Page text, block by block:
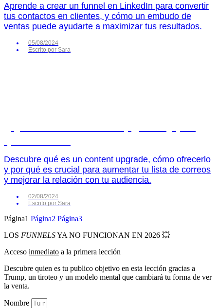
Aprende a crear un funnel en LinkedIn para convertir
tus contactos en clientes, y cómo un embudo de
ventas puede ayudarte a maximizar tus resultados.
05/08/2024
Escrito por Sara
Descubre qué es un content upgrade, cómo ofrecerlo
y por qué es crucial para aumentar tu lista de correos
y mejorar la relación con tu audiencia.
02/08/2024
Escrito por Sara
Página1 Página2 Página3
LOS FUNNELSYA NO FUNCIONAN EN 2026 💥
Acceso inmediato a la primera lección
Descubre quien es tu publico objetivo en esta lección gracias a
Trump, un tiroteo y un modelo mental que cambiará tu forma de ver
la venta.
Nombre